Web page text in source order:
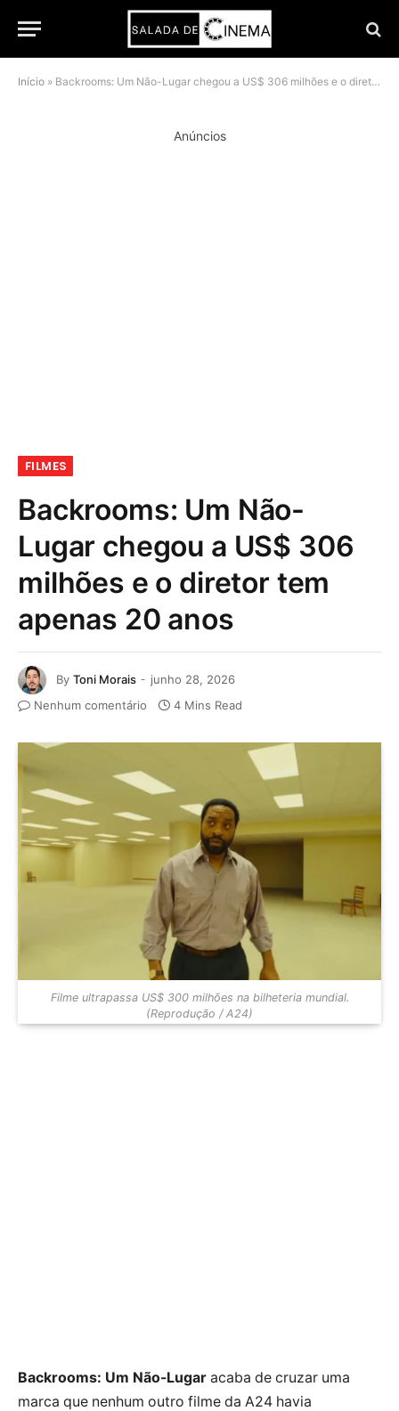
Início » Backrooms: Um Não-Lugar chegou a US$ 306 milhões e o diretor tem apenas 20 anos
Anúncios
FILMES
Backrooms: Um Não-
Lugar chegou a US$ 306
milhões e o diretor tem
apenas 20 anos
By Toni Morais
junho 28, 2026
Nenhum comentário
4 Mins Read
Filme ultrapassa US$ 300 milhões na bilheteria mundial.
(Reprodução / A24)
Backrooms: Um Não-Lugar acaba de cruzar uma
marca que nenhum outro filme da A24 havia